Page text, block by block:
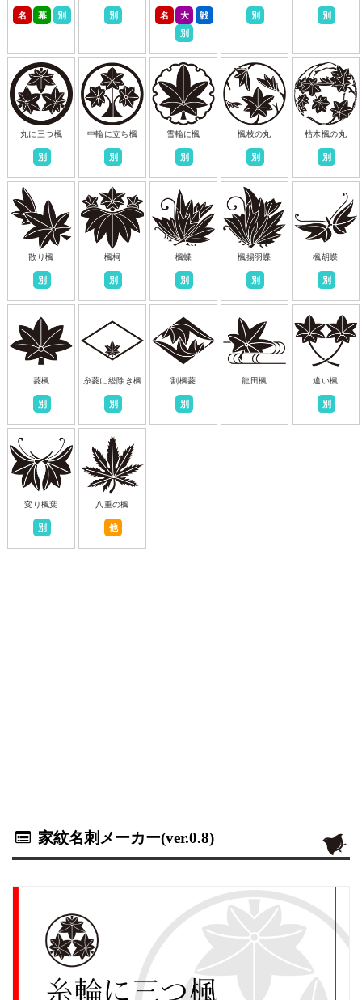
名 幕 別 別 名 大
戦
別
別 別
丸に三つ楓
別
中輪に立ち楓
別
雪輪に楓
別
楓枝の丸
別
枯木楓の丸
別
散り楓
別
楓桐
別
楓蝶
別
楓揚羽蝶
別
楓胡蝶
別
菱楓
別
糸菱に総除き楓
別
割楓菱
別
龍田楓 違い楓
別
変り楓葉
別
八重の楓
他
家紋名刺メーカー(ver.0.8)